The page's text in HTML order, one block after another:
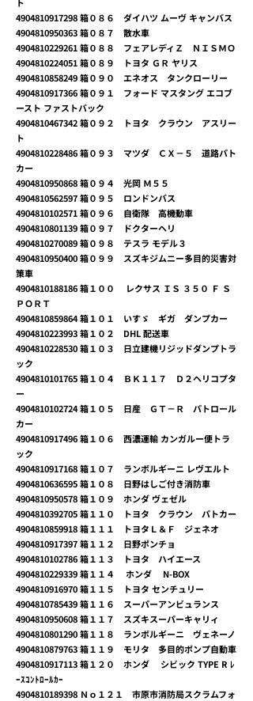
4904810917298箱０８６ ダイハツ ムーヴ キャンバス
4904810950363箱０８７ 散水車
4904810229261箱０８８ フェアレディＺ ＮＩＳＭＯ
4904810224051箱０８９ トヨタ ＧＲ ヤリス
4904810858249箱０９０ エネオス タンクローリー
4904810917366箱０９１ フォード マスタング エコブ
ースト ファストバック
4904810467342箱０９２ トヨタ クラウン アスリー
ト
4904810228486箱０９３ マツダ ＣＸ－５ 道路パト
カー
4904810950868箱０９４ 光岡 Ｍ５５
4904810562597箱０９５ ロンドンバス
4904810102571箱０９６ 自衛隊 高機動車
4904810801139箱０９７ ドクターヘリ
4904810270089箱０９８ テスラ モデル３
4904810950400箱０９９ スズキジムニー多目的災害対
策車
4904810188186箱１００ レクサス ＩＳ ３５０ Ｆ Ｓ
ＰＯＲＴ
4904810859864箱１０１ いすゞ ギガ ダンプカー
4904810223993箱１０２ DHL 配送車
4904810228530箱１０３ 日立建機リジッドダンプトラ
ック
4904810101765箱１０４ ＢＫ１１７ Ｄ２ヘリコプタ
ー
4904810102724箱１０５ 日産 ＧＴ－Ｒ パトロール
カー
4904810917496箱１０６ 西濃運輸 カンガルー便トラ
ック
4904810917168箱１０７ ランボルギーニ レヴエルト
4904810636595箱１０８ 日野はしご付き消防車
4904810950578箱１０９ ホンダ ヴェゼル
4904810392705箱１１０ トヨタ クラウン パトカー
4904810859918箱１１１ トヨタＬ＆Ｆ ジェネオ
4904810917397箱１１２ 日野ポンチョ
4904810102786箱１１３ トヨタ ハイエース
4904810229339箱１１４ ホンダ N-BOX
4904810916970箱１１５ トヨタ センチュリー
4904810785439箱１１６ スーパーアンビュランス
4904810950608箱１１７ スズキスーパーキャリィ
4904810801290箱１１８ ランボルギーニ ヴェネーノ
4904810879763箱１１９ モリタ 多目的ポンプ自動車
4904810917113箱１２０ ホンダ シビック TYPE R ﾚ
ｰｽｺﾝﾄﾛｰﾙｶｰ
4904810189398 Ｎｏ１２１ 市原市消防局スクラムフォ